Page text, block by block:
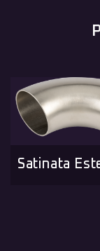
Satinata